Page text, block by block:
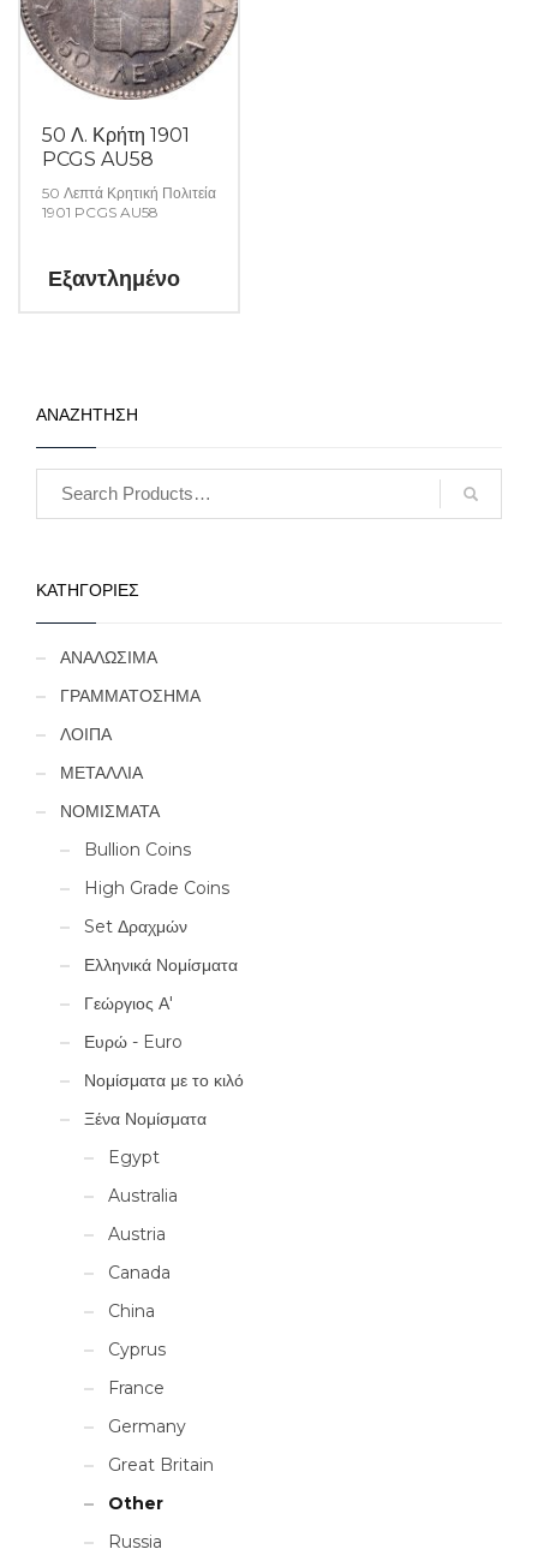
50 Λ. Κρήτη 1901
PCGS AU58
50 Λεπτά Κρητική Πολιτεία
1901 PCGS AU58
Εξαντλημένο
ΑΝΑΖΗΤΗΣΗ
ΚΑΤΗΓΟΡΙΕΣ
ΑΝΑΛΩΣΙΜΑ
ΓΡΑΜΜΑΤΟΣΗΜΑ
ΛΟΙΠΑ
ΜΕΤΑΛΛΙΑ
ΝΟΜΙΣΜΑΤΑ
Bullion Coins
High Grade Coins
Set Δραχμών
Ελληνικά Νομίσματα
Γεώργιος Α'
Ευρώ - Euro
Νομίσματα με το κιλό
Ξένα Νομίσματα
Egypt
Australia
Austria
Canada
China
Cyprus
France
Germany
Great Britain
Other
Russia